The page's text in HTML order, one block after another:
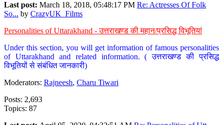
Last post: March 18, 2018, 05:48:17 PM Re: Actresses Of Folk
So... by CrazyUK_Films
Personalities of Uttarakhand - उत्तराखण्ड की महान/प्रसिद्ध विभूतियां
Under this section, you will get information of famous personalities
of Uttarakhand and related information. ( उत्तराखण्ड की प्रसिद्ध
विभूतियों से संबंधित जानकारी)
Moderators: Rajneesh, Charu Tiwari
Posts: 2,693
Topics: 87